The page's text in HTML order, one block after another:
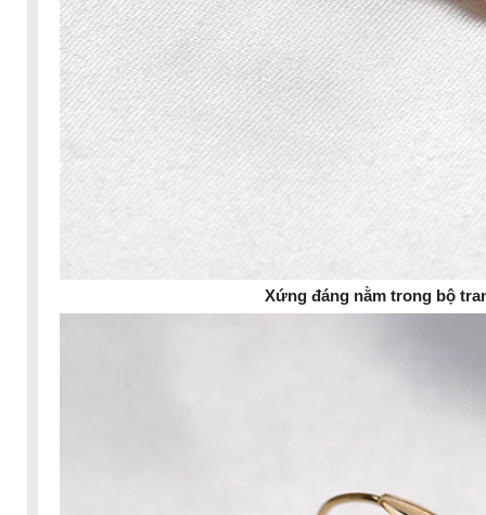
Xứng đáng nằm trong bộ